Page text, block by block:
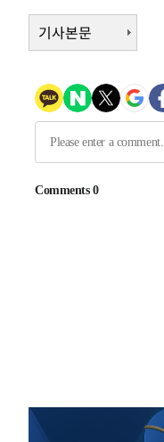
-18501초 전 >
극한폭염
주 날씨]
-15519초 전 >축구협회 "
-14036초 전 >[속보]'압
송"
-2657초 전 >'최고 37도'
기사본문